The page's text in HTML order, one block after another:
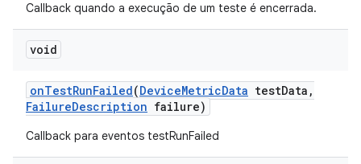
Callback quando a execução de um teste é encerrada.
void
onTestRunFailed(DeviceMetricData testData ,
FailureDescription failure)
Callback para eventos testRunFailed